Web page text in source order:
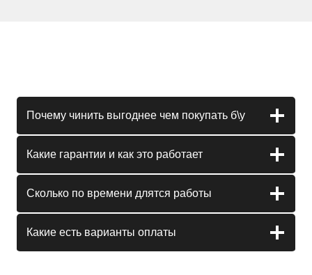
Почему чинить выгоднее чем покупать б\у
Какие гарантии и как это работает
Сколько по времени длятся работы
Какие есть варианты оплаты